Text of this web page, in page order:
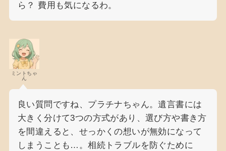
ら？ 費用も気になるわ。
ミントちゃ
ん
良い質問ですね、プラチナちゃん。遺言書には
大きく分けて3つの方式があり、選び方や書き方
を間違えると、せっかくの想いが無効になって
しまうことも…。相続トラブルを防ぐために